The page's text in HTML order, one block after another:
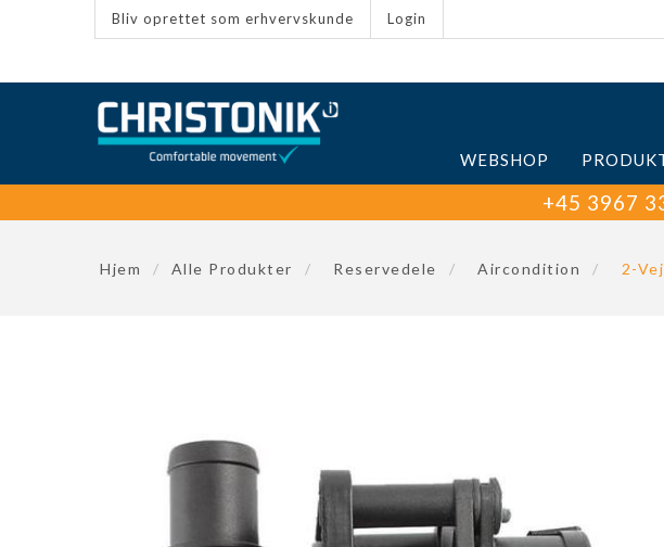
Bliv oprettet som erhvervskunde Login
WEBSHOP
+45 3967
Hjem / Alle Produkter / Reservedele / Aircondition / 2-